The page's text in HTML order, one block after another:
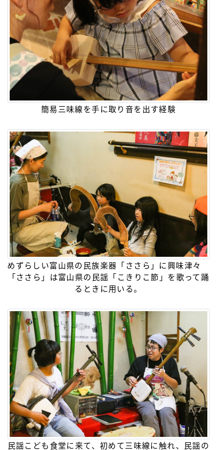
簡易三味線を手に取り音を出す経験
めずらしい富山県の民族楽器「ささら」に興味津々
「ささら」は富山県の民謡「こきりこ節」を歌って踊
るときに用いる。
民謡こども食堂に来て、初めて三味線に触れ、民謡の